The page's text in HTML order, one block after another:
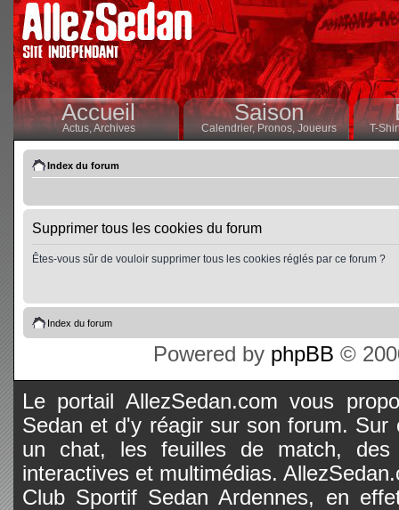
Accueil
Actus,Archives
Saison
Calendrier,Pronos, Joueurs T-
Index du forum
Supprimer tous les cookies du forum
Êtes-vous sûr de vouloir supprimer tous les cookies réglés par ce forum ?
Index du forum
Powered by phpBB ©
Le portail AllezSedan.com vous
Sedan et d'y réagir sur son forum.
un chat, les feuilles de match, des
interactives et multimédias.
Club Sportif Sedan Ardennes, en